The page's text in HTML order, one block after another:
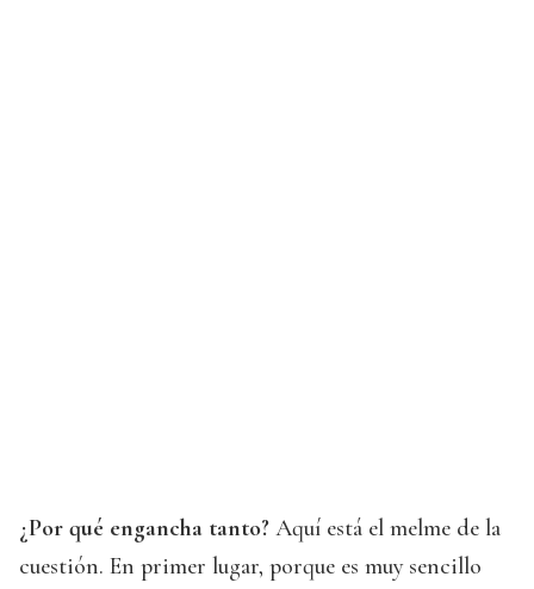
¿Por qué engancha tanto? Aquí está el melme de la
cuestión. En primer lugar, porque es muy sencillo